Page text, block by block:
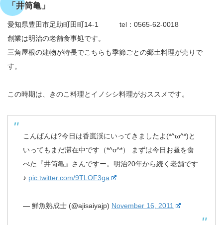
「井筒亀」
愛知県豊田市足助町田町14-1 tel：0565-62-0018
創業は明治の老舗食事処です。
三角屋根の建物が特長でこちらも季節ごとの郷土料理が売りで
す。
この時期は、きのこ料理とイノシシ料理がおススメです。
こんばんは?今日は香嵐渓にいってきましたよ(*^ω^*)と
いってもまだ滞在中です（*^o^*） まずは今日お昼を食
べた『井筒亀』さんですー。明治20年から続く老舗です
♪ pic.twitter.com/9TLOF3ga
— 鮮魚熟成士 (@ajisaiyajp) November 16, 2011